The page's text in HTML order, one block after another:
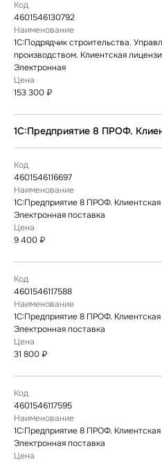
4601546130792
1С:Подрядчик строительства.
производством. Клиентская
Электронная
153 300 ₽
1С:Предприятие 8 ПРОФ.
4601546116697
1С:Предприятие 8 ПРОФ. Клиентская
Электронная поставка
9 400 ₽
4601546117588
1С:Предприятие 8 ПРОФ.
Электронная поставка
31 800 ₽
4601546117595
1С:Предприятие 8 ПРОФ. Клиентская
Электронная поставка